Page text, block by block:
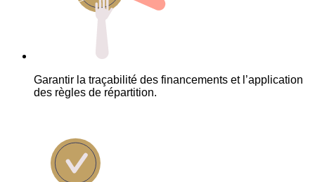
Garantir la traçabilité des financements et l’application
des règles de répartition.